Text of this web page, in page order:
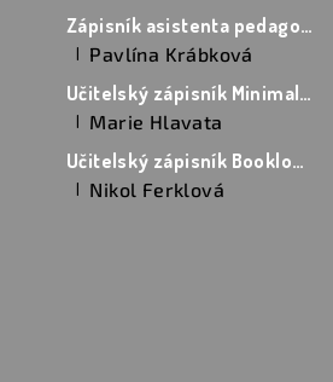
Zápisník asistenta pedagoga v šanonu Les
Hodnocení produktu je 5 z 5 hvězdiček.
| Pavlína Krábková
Učitelský zápisník Minimalist
Hodnocení produktu je 5 z 5 hvězdiček.
| Marie Hlavata
Učitelský zápisník Booklover
Hodnocení produktu je 5 z 5 hvězdiček.
| Nikol Ferklová